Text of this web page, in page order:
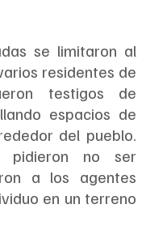
se limitaron al
residentes de
testigos de
espacios de
del pueblo.
pidieron no ser
a los agentes
en un terreno